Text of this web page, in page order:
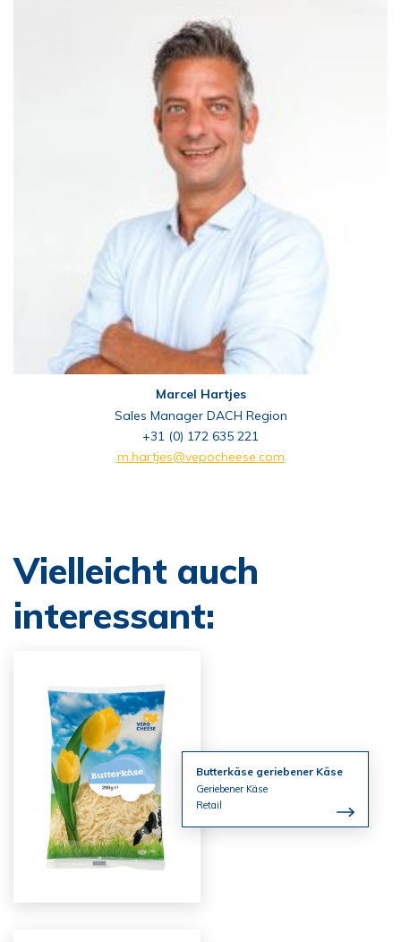
Marcel Hartjes
Sales Manager DACH Region
+31 (0) 172 635 221
m.hartjes@vepocheese.com
Vielleicht auch
interessant:
Butterkäse geriebener Käse
Geriebener Käse
Retail